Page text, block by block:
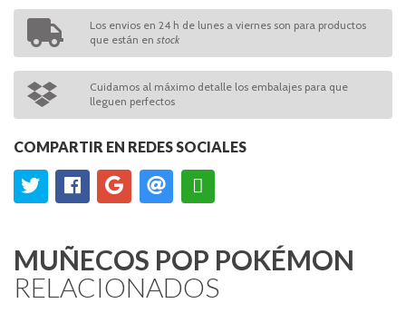
Los envios en 24 h de lunes a viernes son para productos
que están en stock
Cuidamos al máximo detalle los embalajes para que
lleguen perfectos
COMPARTIR EN REDES SOCIALES
MUÑECOS POP POKÉMON
RELACIONADOS